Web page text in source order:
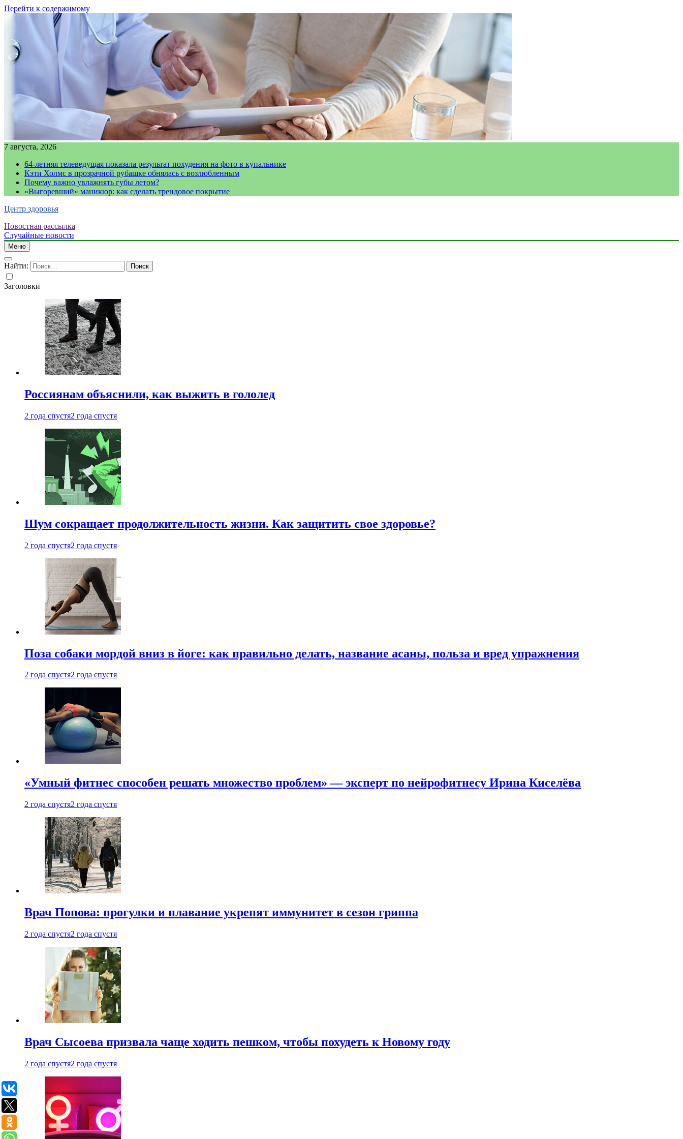
Перейти к содержимому
7 августа, 2026
64-летняя телеведущая показала результат похудения на фото в купальнике
Кэти Холмс в прозрачной рубашке обнялась с возлюбленным
Почему важно увлажнять губы летом?
«Выгоревший» маникюр: как сделать трендовое покрытие
Центр здоровья
Новостная рассылка
Случайные новости
Меню
Найти:
Заголовки
Россиянам объяснили, как выжить в гололед
2 года спустя2 года спустя
Шум сокращает продолжительность жизни. Как защитить свое здоровье?
2 года спустя2 года спустя
Поза собаки мордой вниз в йоге: как правильно делать, название асаны, польза и вред упражнения
2 года спустя2 года спустя
«Умный фитнес способен решать множество проблем» — эксперт по нейрофитнесу Ирина Киселёва
2 года спустя2 года спустя
Врач Попова: прогулки и плавание укрепят иммунитет в сезон гриппа
2 года спустя2 года спустя
Врач Сысоева призвала чаще ходить пешком, чтобы похудеть к Новому году
2 года спустя2 года спустя